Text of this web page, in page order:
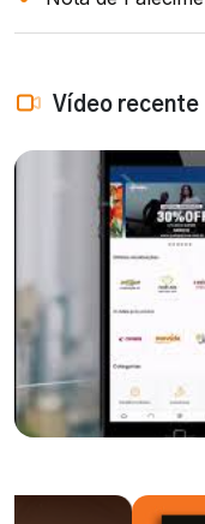
Vídeo recente